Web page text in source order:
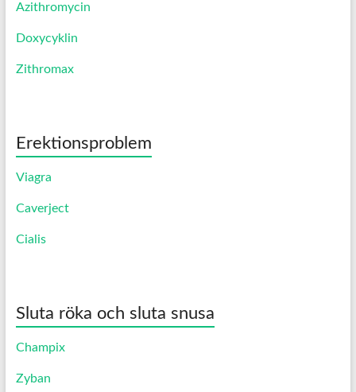
Azithromycin
Doxycyklin
Zithromax
Erektionsproblem
Viagra
Caverject
Cialis
Sluta röka och sluta snusa
Champix
Zyban